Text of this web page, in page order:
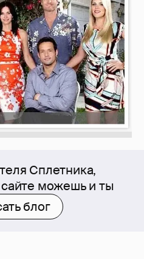
Сплетника,
сайте можешь и ты
блог